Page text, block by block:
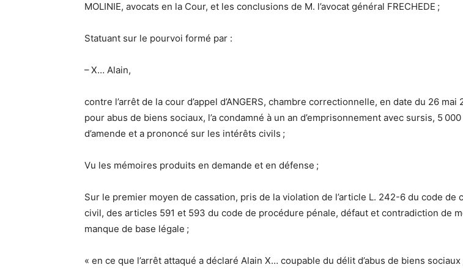
MOLINIE, avocats en la Cour, et les conclusions de M. l’avocat général FRECHEDE ;
Statuant sur le pourvoi formé par :
– X… Alain,
contre l’arrêt de la cour d’appel d’ANGERS, chambre correctionnelle, en date du 26 mai
pour abus de biens sociaux, l’a condamné à un an d’emprisonnement avec sursis, 5
d’amende et a prononcé sur les intérêts civils ;
Vu les mémoires produits en demande et en défense ;
Sur le premier moyen de cassation, pris de la violation de l’article L. 242-6 du code de
civil, des articles 591 et 593 du code de procédure pénale, défaut et contradiction de
manque de base légale ;
« en ce que l’arrêt attaqué a déclaré Alain X… coupable du délit d’abus de biens sociaux